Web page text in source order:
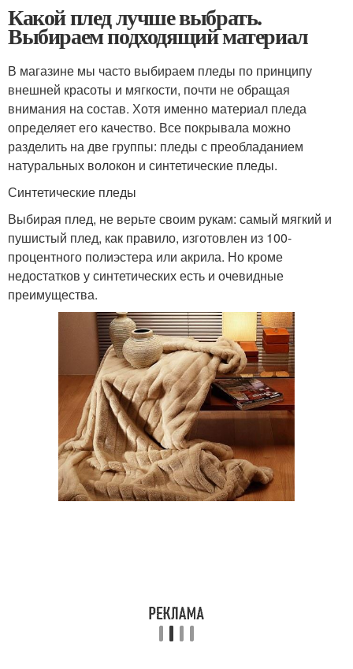
Какой плед лучше выбрать.
Выбираем подходящий материал
В магазине мы часто выбираем пледы по принципу
внешней красоты и мягкости, почти не обращая
внимания на состав. Хотя именно материал пледа
определяет его качество. Все покрывала можно
разделить на две группы: пледы с преобладанием
натуральных волокон и синтетические пледы.
Синтетические пледы
Выбирая плед, не верьте своим рукам: самый мягкий и
пушистый плед, как правило, изготовлен из 100-
процентного полиэстера или акрила. Но кроме
недостатков у синтетических есть и очевидные
преимущества.